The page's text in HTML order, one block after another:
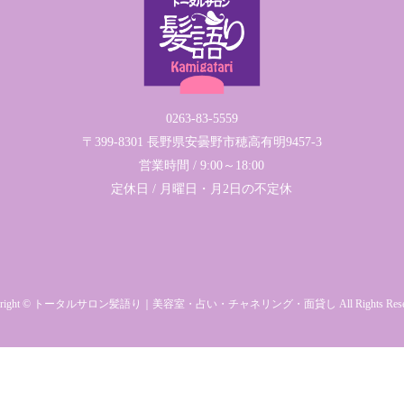
0263-83-5559
〒399-8301 長野県安曇野市穂高有明9457-3
営業時間 / 9:00～18:00
定休日 / 月曜日・月2日の不定休
© トータルサロン髪語り｜美容室・占い・チャネリング・面貸し All Rights